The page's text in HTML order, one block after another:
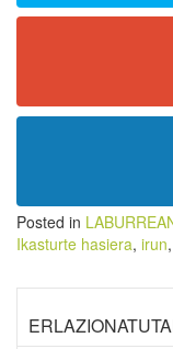
Posted in
Ikasturte hasiera, irun,